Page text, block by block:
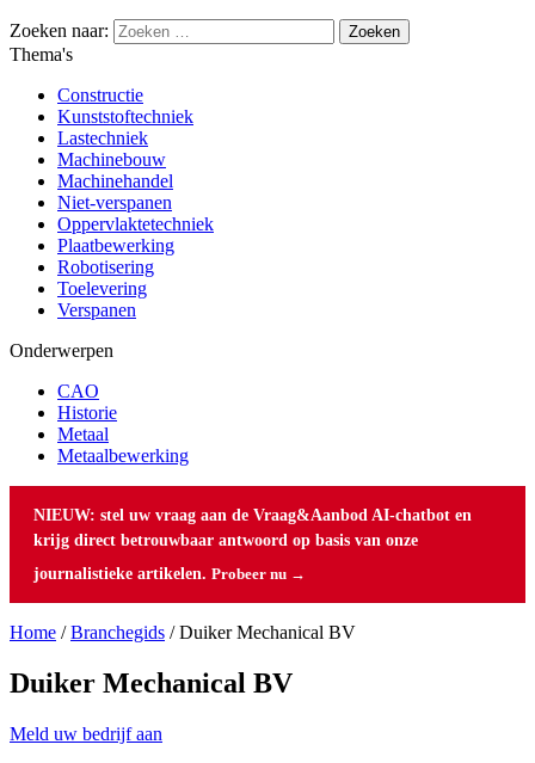
Zoeken naar:
Thema's
Constructie
Kunststoftechniek
Lastechniek
Machinebouw
Machinehandel
Niet-verspanen
Oppervlaktetechniek
Plaatbewerking
Robotisering
Toelevering
Verspanen
Onderwerpen
CAO
Historie
Metaal
Metaalbewerking
NIEUW: stel uw vraag aan de Vraag&Aanbod AI-chatbot en
krijg direct betrouwbaar antwoord op basis van onze
journalistieke artikelen. Probeer nu →
Home /Branchegids /Duiker Mechanical BV
Duiker Mechanical BV
Meld uw bedrijf aan